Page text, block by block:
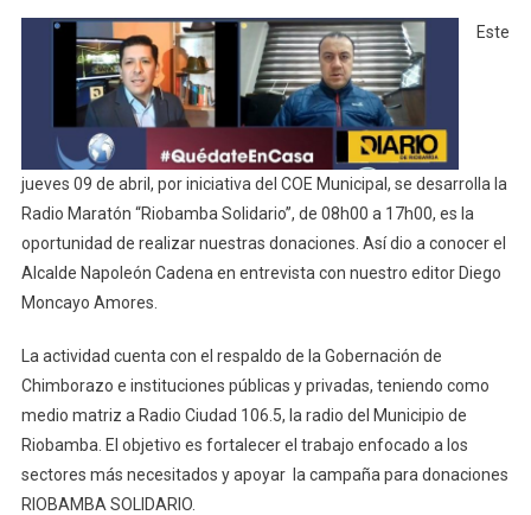
MARATÓN
“RIOBAMBA
SOLIDARIO”
Este
jueves 09 de abril, por iniciativa del COE Municipal, se desarrolla la
Radio Maratón “Riobamba Solidario”, de 08h00 a 17h00, es la
oportunidad de realizar nuestras donaciones. Así dio a conocer el
Alcalde Napoleón Cadena en entrevista con nuestro editor Diego
Moncayo Amores.
La actividad cuenta con el respaldo de la Gobernación de
Chimborazo e instituciones públicas y privadas, teniendo como
medio matriz a Radio Ciudad 106.5, la radio del Municipio de
Riobamba. El objetivo es fortalecer el trabajo enfocado a los
sectores más necesitados y apoyar la campaña para donaciones
RIOBAMBA SOLIDARIO.